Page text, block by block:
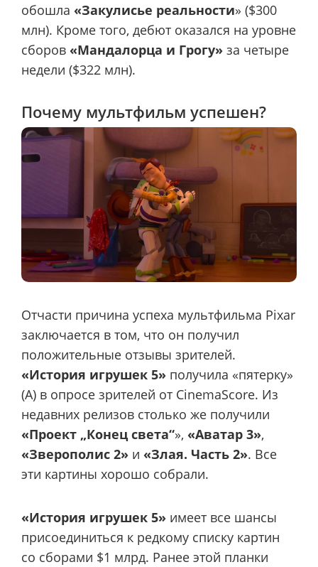
обошла «Закулисье реальности» ($300
млн). Кроме того, дебют оказался на уровне
сборов «Мандалорца и Грогу» за четыре
недели ($322 млн).
Почему мультфильм успешен?
Отчасти причина успеха мультфильма Pixar
заключается в том, что он получил
положительные отзывы зрителей.
«История игрушек 5» получила «пятерку»
(A) в опросе зрителей от CinemaScore. Из
недавних релизов столько же получили
«Проект „Конец света“», «Аватар 3»,
«Зверополис 2» и «Злая. Часть 2». Все
эти картины хорошо собрали.
«История игрушек 5» имеет все шансы
присоединиться к редкому списку картин
со сборами $1 млрд. Ранее этой планки